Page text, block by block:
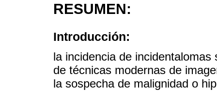
RESUMEN:
Introducción:
la incidencia de
de técnicas modernas de
la sospecha de malignidad o